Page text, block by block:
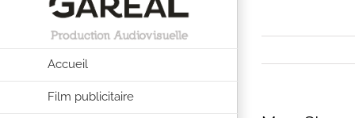
Accueil
Film publicitaire